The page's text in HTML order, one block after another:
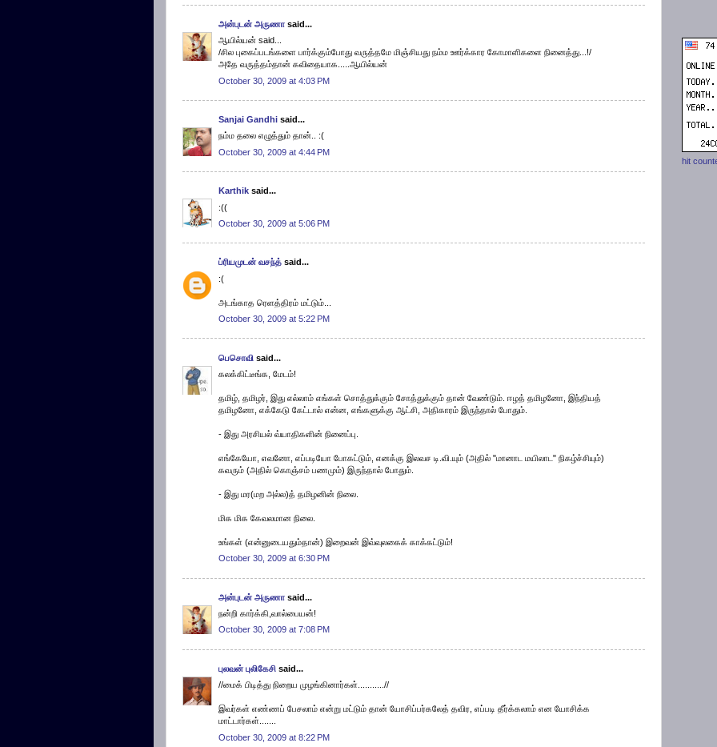
அன்புடன் அருணா said...
ஆயில்யன் said...
/சில புகைப்படங்களை பார்க்கும்போது வருத்தமே மிஞ்சியது நம்ம ஊர்க்கார கோமாளிகளை நினைத்து...!/
அதே வருத்தம்தான் கவிதையாக.....ஆயில்யன்
October 30, 2009 at 4:03 PM
Sanjai Gandhi said...
நம்ம தலை எழுத்தும் தான்.. :(
October 30, 2009 at 4:44 PM
Karthik said...
:((
October 30, 2009 at 5:06 PM
ப்ரியமுடன் வசந்த் said...
:(
அடங்காத ரெளத்திரம் மட்டும்...
October 30, 2009 at 5:22 PM
பெசொவி said...
கலக்கிட்டீங்க, மேடம்!
தமிழ், தமிழர், இது எல்லாம் எங்கள் சொத்துக்கும் சோத்துக்கும் தான் வேண்டும். ஈழத் தமிழனோ, இந்தியத்
தமிழனோ, எக்கேடு கேட்டால் என்ன, எங்களுக்கு ஆட்சி, அதிகாரம் இருந்தால் போதும்.
- இது அரசியல் வ்யாதிகளின் நினைப்பு.
எங்கேயோ, எவனோ, எப்படியோ போகட்டும், எனக்கு இலவச டி.வி.யும் (அதில் "மானாட மயிலாட" நிகழ்ச்சியும்)
கவரும் (அதில் கொஞ்சம் பணமும்) இருந்தால் போதும்.
- இது மர(மற அல்ல)த் தமிழனின் நிலை.
மிக மிக கேவலமான நிலை.
உங்கள் (என்னுடையதும்தான்) இறைவன் இவ்வுலகைக் காக்கட்டும்!
October 30, 2009 at 6:30 PM
அன்புடன் அருணா said...
நன்றி கார்க்கி,வால்பையன்!
October 30, 2009 at 7:08 PM
புலவன் புலிகேசி said...
//மைக் பிடித்து நிறைய முழங்கினார்கள்...........//
இவர்கள் எண்ணப் பேசலாம் என்று மட்டும் தான் யோசிப்பர்கலேத் தவிர, எப்படி தீர்க்கலாம் என யோசிக்க
மாட்டார்கள்.......
October 30, 2009 at 8:22 PM
hit